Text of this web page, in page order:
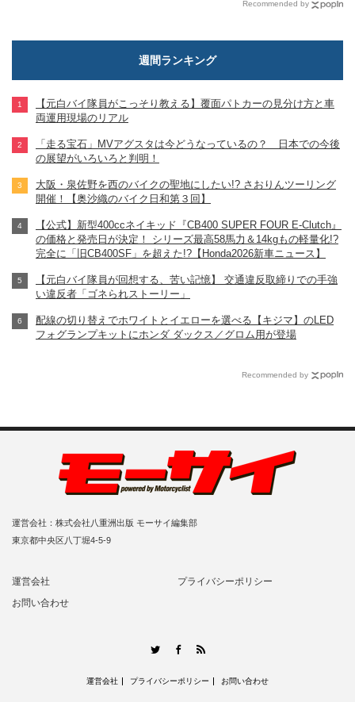
Recommended by
週間ランキング
【元白バイ隊員がこっそり教える】覆面パトカーの見分け方と車
両運用現場のリアル
「走る宝石」MVアグスタは今どうなっているの？ 日本での今後
の展望がいろいろと判明！
大阪・泉佐野を西のバイクの聖地にしたい!? さおりんツーリング
開催！【奥沙織のバイク日和第３回】
【公式】新型400ccネイキッド『CB400 SUPER FOUR E-Clutch』
の価格と発売日が決定！ シリーズ最高58馬力＆14kgもの軽量化!?
完全に「旧CB400SF」を超えた!?【Honda2026新車ニュース】
【元白バイ隊員が回想する、苦い記憶】 交通違反取締りでの手強
い違反者「ゴネられストーリー」
配線の切り替えでホワイトとイエローを選べる【キジマ】のLED
フォグランプキットにホンダ ダックス／グロム用が登場
Recommended by
運営会社：株式会社八重洲出版 モーサイ編集部
東京都中央区八丁堀4-5-9
運営会社
プライバシーポリシー
お問い合わせ
TwitterFacebook
運営会社 プライバシーポリシー お問い合わせ